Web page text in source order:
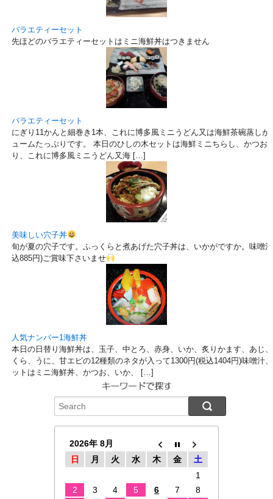
バラエティーセット
先ほどのバラエティーセットはミニ海鮮丼はつきません
バラエティーセット
にぎり11かんと細巻き1本、これに博多風ミニうどん又は海鮮茶碗蒸しが
ュームたっぷりです。 本日のひしの木セットは海鮮ミニちらし、かつお
り、これに博多風ミニうどん又海 […]
美味しい穴子丼
旬が夏の穴子です。ふっくらと煮あげた穴子丼は、いかがですか。味噌
込885円)ご賞味下さいませ
人気ナンバー1海鮮丼
本日の日替り海鮮丼は、玉子、中とろ、赤身、いか、炙りかます、あじ
くら、うに、甘エビの12種類のネタが入って1300円(税込1404円)味噌汁
ットはミニ海鮮丼、かつお、いか、 […]
2026年 8月
日
月 火 水 木 金
土
1
2
3 4 5 6 7
8